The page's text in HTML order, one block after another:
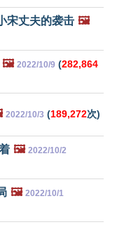
宋丈夫的袭击 🖼️
🖼️ 2022/10/9 (282,864
2022/10/3 (189,272次)
🖼️ 2022/10/2
🖼️ 2022/10/1